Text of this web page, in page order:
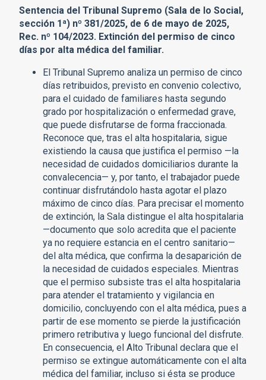
Sentencia del Tribunal Supremo (Sala de lo Social,
sección 1ª) nº 381/2025, de 6 de mayo de 2025,
Rec. nº 104/2023. Extinción del permiso de cinco
días por alta médica del familiar.
El Tribunal Supremo analiza un permiso de cinco
días retribuidos, previsto en convenio colectivo,
para el cuidado de familiares hasta segundo
grado por hospitalización o enfermedad grave,
que puede disfrutarse de forma fraccionada.
Reconoce que, tras el alta hospitalaria, sigue
existiendo la causa que justifica el permiso —la
necesidad de cuidados domiciliarios durante la
convalecencia— y, por tanto, el trabajador puede
continuar disfrutándolo hasta agotar el plazo
máximo de cinco días. Para precisar el momento
de extinción, la Sala distingue el alta hospitalaria
—documento que solo acredita que el paciente
ya no requiere estancia en el centro sanitario—
del alta médica, que confirma la desaparición de
la necesidad de cuidados especiales. Mientras
que el permiso subsiste tras el alta hospitalaria
para atender el tratamiento y vigilancia en
domicilio, concluyendo con el alta médica, pues a
partir de ese momento se pierde la justificación
primero retributiva y luego funcional del disfrute.
En consecuencia, el Alto Tribunal declara que el
permiso se extingue automáticamente con el alta
médica del familiar, incluso si ésta se produce